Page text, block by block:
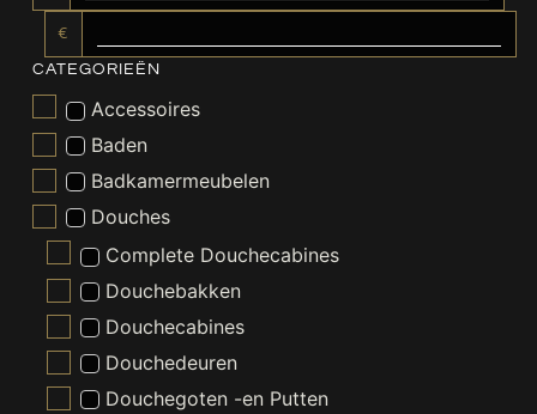
€
CATEGORIEËN
Accessoires
Baden
Badkamermeubelen
Douches
Complete Douchecabines
Douchebakken
Douchecabines
Douchedeuren
Douchegoten -en Putten